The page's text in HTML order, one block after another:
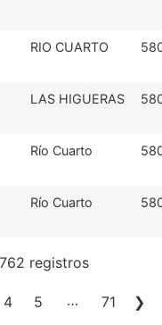
RIO CUARTO
LAS HIGUERAS
Río Cuarto
Río Cuarto
registros
4 5 … 71 ❯